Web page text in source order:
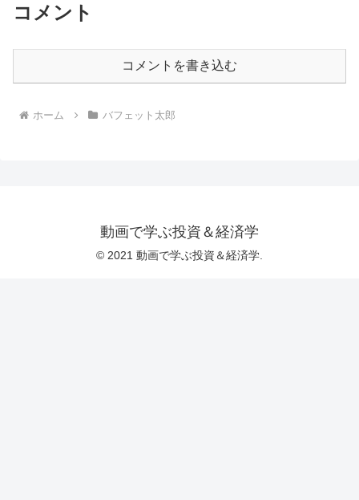
コメント
コメントを書き込む
ホーム バフェット太郎
動画で学ぶ投資＆経済学
© 2021 動画で学ぶ投資＆経済学.